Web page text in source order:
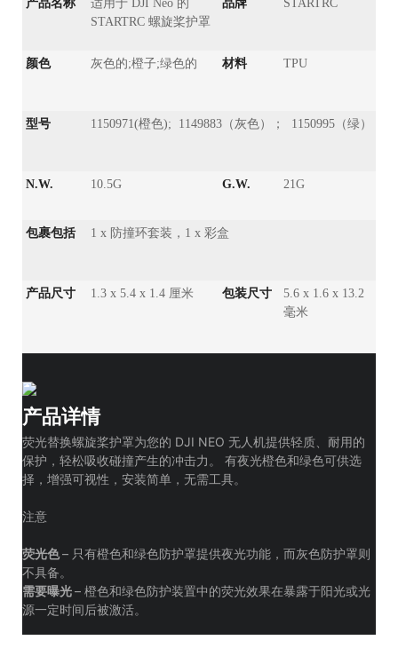
产品名称
适用于 DJI Neo 的
STARTRC 螺旋桨护罩
品牌 STARTRC
颜色 灰色的;橙子;绿色的 材料 TPU
型号 1150971(橙色); 1149883（灰色）； 1150995（绿）
N.W. 10.5G G.W. 21G
包裹包括 1 x 防撞环套装，1 x 彩盒
产品尺寸 1.3 x 5.4 x 1.4 厘米 包装尺寸
5.6 x 1.6 x 13.2
毫米
产品详情
荧光替换螺旋桨护罩为您的 DJI NEO 无人机提供轻质、耐用的
保护，轻松吸收碰撞产生的冲击力。 有夜光橙色和绿色可供选
择，增强可视性，安装简单，无需工具。
注意
荧光色– 只有橙色和绿色防护罩提供夜光功能，而灰色防护罩则
不具备。
需要曝光– 橙色和绿色防护装置中的荧光效果在暴露于阳光或光
源一定时间后被激活。